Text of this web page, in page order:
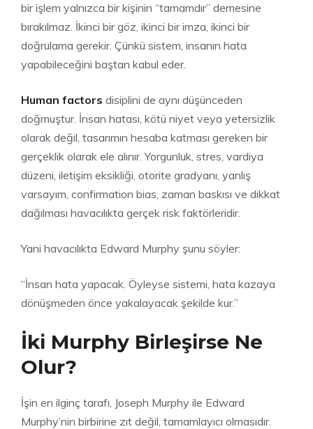
bir işlem yalnızca bir kişinin “tamamdır” demesine
bırakılmaz. İkinci bir göz, ikinci bir imza, ikinci bir
doğrulama gerekir. Çünkü sistem, insanın hata
yapabileceğini baştan kabul eder.
Human factors disiplini de aynı düşünceden
doğmuştur. İnsan hatası, kötü niyet veya yetersizlik
olarak değil, tasarımın hesaba katması gereken bir
gerçeklik olarak ele alınır. Yorgunluk, stres, vardiya
düzeni, iletişim eksikliği, otorite gradyanı, yanlış
varsayım, confirmation bias, zaman baskısı ve dikkat
dağılması havacılıkta gerçek risk faktörleridir.
Yani havacılıkta Edward Murphy şunu söyler:
“İnsan hata yapacak. Öyleyse sistemi, hata kazaya
dönüşmeden önce yakalayacak şekilde kur.”
İki Murphy Birleşirse Ne
Olur?
İşin en ilginç tarafı, Joseph Murphy ile Edward
Murphy’nin birbirine zıt değil, tamamlayıcı olmasıdır.